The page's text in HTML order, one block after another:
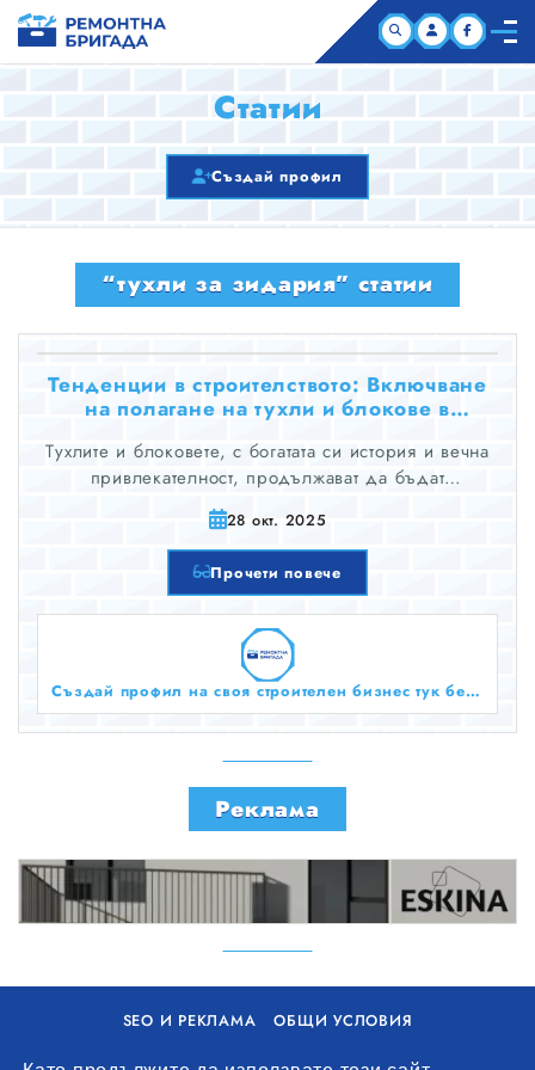
НАЧАЛО
КОМПАНИИ
ЗА НАС
Статии
Създай профил
“тухли за зидария” статии
Тенденции в строителството: Включване
на полагане на тухли и блокове в
Тухлите и блоковете, с богатата си история и вечна
привлекателност, продължават да бъдат
определяща характеристика на съвременните
архитектурни дизайни.
28 окт. 2025
Прочети повече
Създай профил на своя строителен бизнес тук безплатно!
Реклама
SEO И РЕКЛАМА
ОБЩИ УСЛОВИЯ